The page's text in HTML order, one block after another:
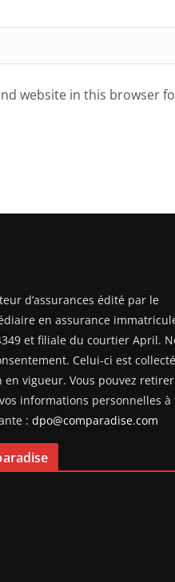
website in this browser
d’assurances édité par le
en assurance
et filiale du courtier April.
Celui-ci est collecté
vigueur. Vous pouvez
informations personnelles à
: dpo@comparadise.com